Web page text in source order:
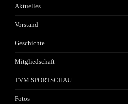
Aktuelles
Vorstand
Geschichte
Mitgliedschaft
TVM SPORTSCHAU
Fotos